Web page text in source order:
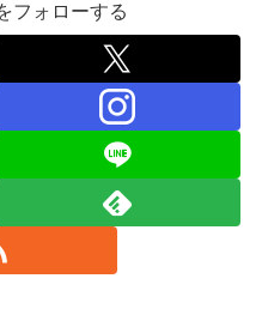
フォローする